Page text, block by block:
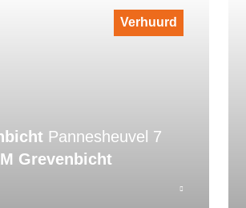
Pannesheuvel 7
Grevenbicht
Verhuurd